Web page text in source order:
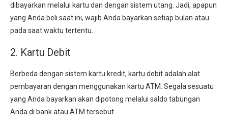
dibayarkan melalui kartu dan dengan sistem utang. Jadi, apapun
yang Anda beli saat ini, wajib Anda bayarkan setiap bulan atau
pada saat waktu tertentu.
2. Kartu Debit
Berbeda dengan sistem kartu kredit, kartu debit adalah alat
pembayaran dengan menggunakan kartu ATM. Segala sesuatu
yang Anda bayarkan akan dipotong melalui saldo tabungan
Anda di bank atau ATM tersebut.